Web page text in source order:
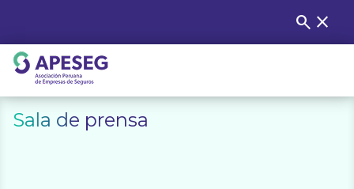
content
Buscar:
search close
APESEG
Sala de prensa